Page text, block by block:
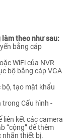
làm theo như sau:
bằng cáp
WiFi của NVR
bộ bằng cáp VGA
tạo mật khẩu
trong Cấu hình -
liên kết các camera
“cộng” để thêm
nhãn thiết bị.